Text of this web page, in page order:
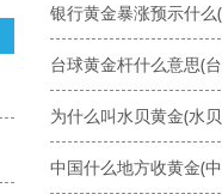
银行黄金暴涨预示什
台球黄金杆什么意思(
为什么叫水贝黄金(水
中国什么地方收黄金(